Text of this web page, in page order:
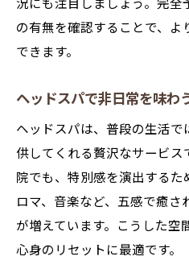
況にも注目しましょう。完全
の有無を確認することで、よ
できます。
ヘッドスパで非日常を味わ
ヘッドスパは、普段の生活
供してくれる贅沢なサービス
院でも、特別感を演出する
ロマ、音楽など、五感で癒さ
が増えています。こうした空
心身のリセットに最適です。